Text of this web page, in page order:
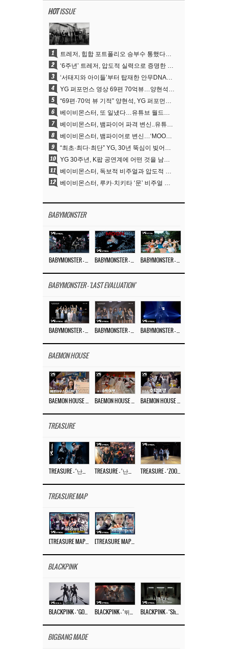
HOTISSUE
1 트레저, 힙합 포트폴리오 승부수 통했다…데뷔 6주년 새 도약
2 ‘6주년’ 트레저, 압도적 실력으로 증명한 ‘YG의 보물’ 진가
3 ‘서태지와 아이들’부터 탑재한 안무DNA…양현석, YG 퍼포먼스 비디오 70억 뷰 신화의 시작
4 YG 퍼포먼스 영상 69편 70억뷰…양현석 제작 철학 통했다
5 “69편·70억 뷰 기적” 양현석, YG 퍼포먼스 비디오 100% 직접 만든 이유
6 베이비몬스터, 또 일냈다…유튜브 월드와이드 1위
7 베이비몬스터, 뱀파이어 파격 변신..유튜브 트렌딩 1위 직행
8 베이비몬스터, 뱀파이어로 변신…‘MOON’으로 찍은 3개월 프로젝트
9 “최초·최다·최단” YG, 30년 뚝심이 빚어낸 K팝 투어의 새 지평
10 YG 30주년, K팝 공연계에 어떤 것을 남겼나
11 베이비몬스터, 독보적 비주얼과 압도적 소화력..’MOON’
12 베이비몬스터, 루카·치키타 ‘문’ 비주얼 공개…절제된 카리스마·유니크 비주얼
BABYMONSTER
BABYMONSTER - 'LAST EVALUATION'
BAEMON HOUSE
TREASURE
TREASURE MAP
BLACKPINK
BIGBANG MADE